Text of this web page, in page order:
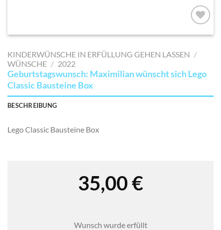
AUF MEINE
SETZEN
KINDERWÜNSCHE IN ERFÜLLUNG GEHEN LASSEN /
WÜNSCHE / 2022
Geburtstagswunsch: Maximilian wünscht sich Lego
Classic Bausteine Box
BESCHREIBUNG
Lego Classic Bausteine Box
35,00€
Wunsch wurde erfüllt